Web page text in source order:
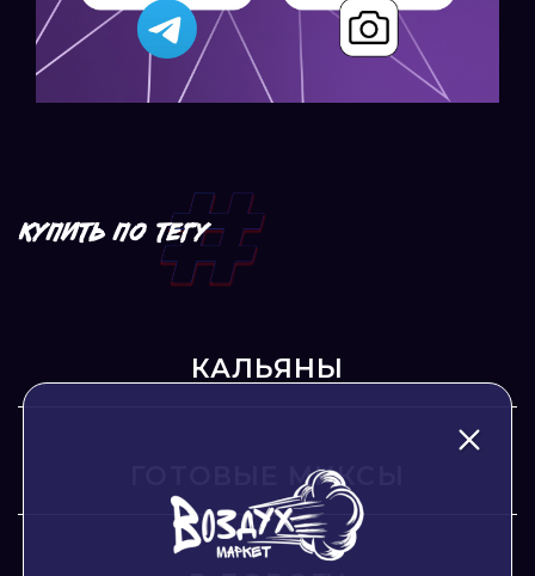
КУПИТЬ ПО ТЕГУ
КАЛЬЯНЫ
ГОТОВЫЕ МИКСЫ